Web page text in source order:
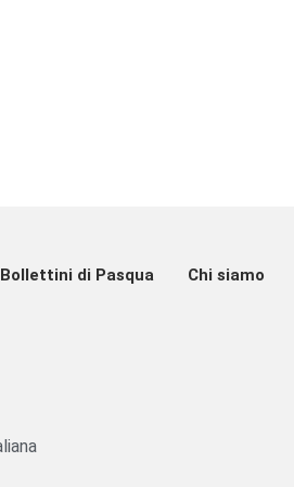
Bollettini di Pasqua Chi siamo